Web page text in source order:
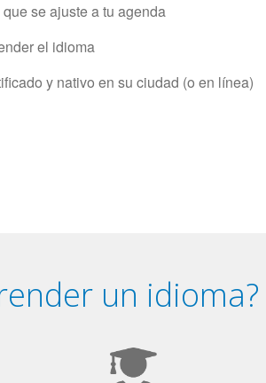
se ajuste a tu agenda
el idioma
y nativo en su ciudad (o en línea)
un idioma?